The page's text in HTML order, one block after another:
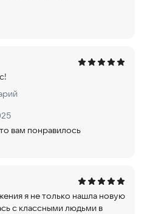
вам понравилось
я не только нашла новую
с классными людьми в